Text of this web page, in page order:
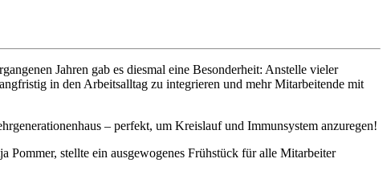
Jahren gab es diesmal eine Besonderheit: Anstelle vieler
in den Arbeitsalltag zu integrieren und mehr Mitarbeitende mit
– perfekt, um Kreislauf und Immunsystem anzuregen!
Pommer, stellte ein ausgewogenes Frühstück für alle Mitarbeiter